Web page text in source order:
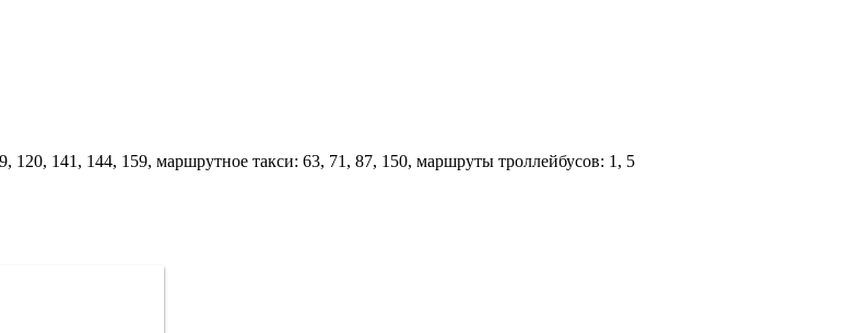
120, 141, 144, 159, маршрутное такси: 63, 71, 87, 150, маршруты троллейбусов: 1, 5